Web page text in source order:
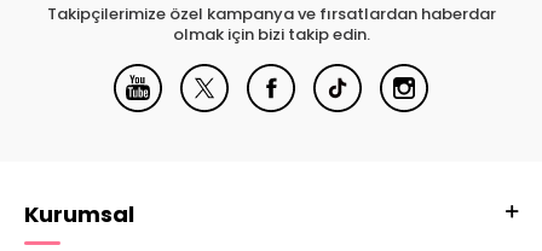
Takipçilerimize özel kampanya ve fırsatlardan haberdar
olmak için bizi takip edin.
Kurumsal